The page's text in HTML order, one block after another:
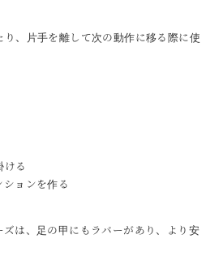
、片手を離して次の動作に移る際に使
ける
ションを作る
は、足の甲にもラバーがあり、より安